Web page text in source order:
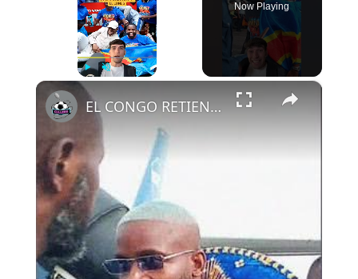
Now Playing
×
EL CONGO RETIENE A SUS JUGADORES HASTA EL LUNES